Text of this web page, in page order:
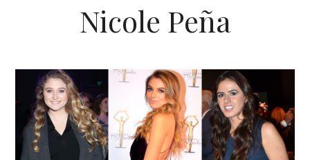
Nicole Peña